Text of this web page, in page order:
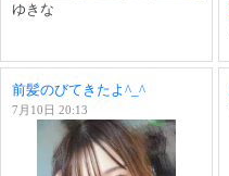
ゆきな
前髪のびてきたよ^_^
7月10日 20:13